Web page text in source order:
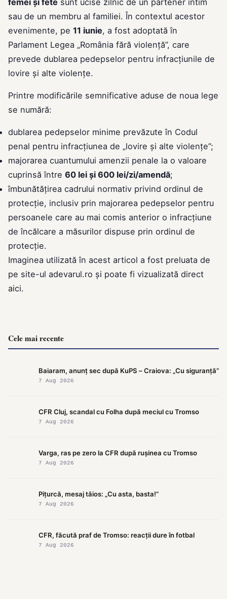
femei și fete sunt ucise zilnic de un partener intim
sau de un membru al familiei. În contextul acestor
evenimente, pe 11 iunie, a fost adoptată în
Parlament Legea „România fără violenţă”, care
prevede dublarea pedepselor pentru infracțiunile de
lovire și alte violențe.
Printre modificările semnificative aduse de noua lege
se numără:
dublarea pedepselor minime prevăzute în Codul
penal pentru infracțiunea de „lovire și alte violențe”;
majorarea cuantumului amenzii penale la o valoare
cuprinsă între 60 lei și 600 lei/zi/amendă;
îmbunătățirea cadrului normativ privind ordinul de
protecție, inclusiv prin majorarea pedepselor pentru
persoanele care au mai comis anterior o infracțiune
de încălcare a măsurilor dispuse prin ordinul de
protecție.
Imaginea utilizată în acest articol a fost preluata de
pe site-ul adevarul.ro și poate fi vizualizată direct
aici.
Cele mai recente
Baiaram, anunț sec după KuPS – Craiova: „Cu siguranță”
7 Aug 2026
CFR Cluj, scandal cu Folha după meciul cu Tromso
7 Aug 2026
Varga, ras pe zero la CFR după rușinea cu Tromso
7 Aug 2026
Pițurcă, mesaj tăios: „Cu asta, basta!”
7 Aug 2026
CFR, făcută praf de Tromso: reacții dure în fotbal
7 Aug 2026